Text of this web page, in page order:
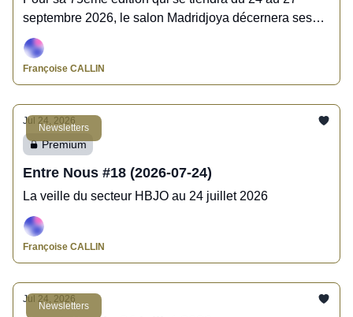
septembre 2026, le salon Madridjoya décernera ses
premiers Awards aux professionnels de la bijouterie,
de la joaillerie et de l'horlogerie.
Françoise CALLIN
Newsletters
Jul 24, 2026
Premium
Entre Nous #18 (2026-07-24)
La veille du secteur HBJO au 24 juillet 2026
Françoise CALLIN
Newsletters
Jul 24, 2026